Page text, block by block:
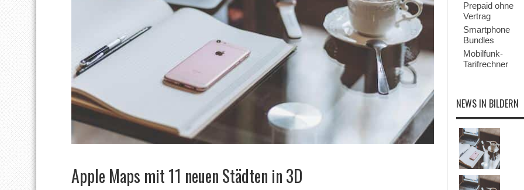
Apple Maps mit 11 neuen Städten in 3D
Prepaid ohne
Vertrag
Smartphone
Bundles
Mobilfunk-
Tarifrechner
NEWS IN BILDERN